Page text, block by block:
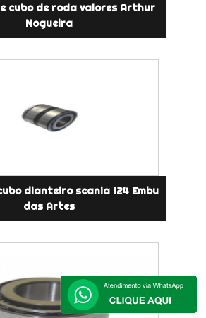
cubo de roda valores Arthur
Nogueira
dianteiro scania 124 Embu
das Artes